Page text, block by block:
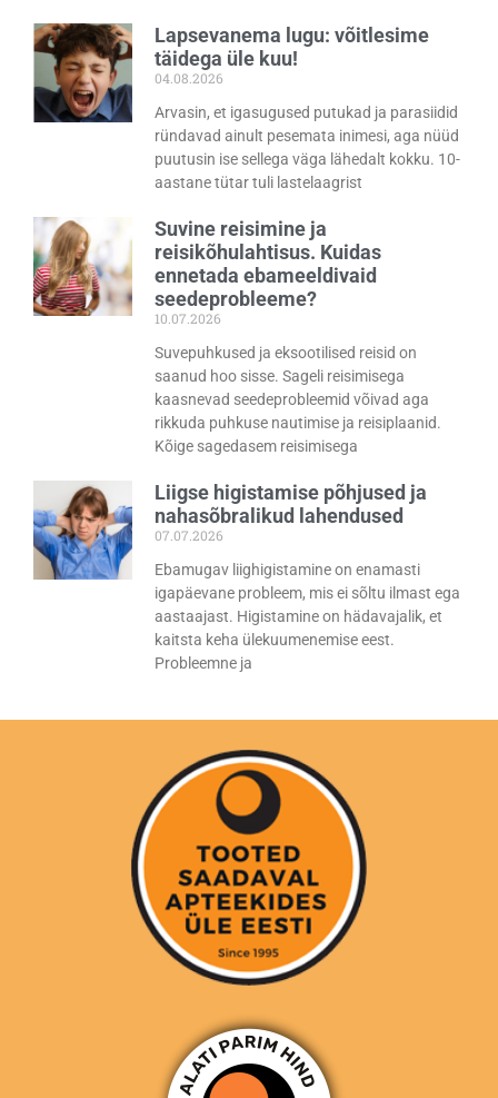
Lapsevanema lugu: võitlesime
täidega üle kuu!
04.08.2026
Arvasin, et igasugused putukad ja parasiidid
ründavad ainult pesemata inimesi, aga nüüd
puutusin ise sellega väga lähedalt kokku. 10-
aastane tütar tuli lastelaagrist
Suvine reisimine ja
reisikõhulahtisus. Kuidas
ennetada ebameeldivaid
seedeprobleeme?
10.07.2026
Suvepuhkused ja eksootilised reisid on
saanud hoo sisse. Sageli reisimisega
kaasnevad seedeprobleemid võivad aga
rikkuda puhkuse nautimise ja reisiplaanid.
Kõige sagedasem reisimisega
Liigse higistamise põhjused ja
nahasõbralikud lahendused
07.07.2026
Ebamugav liighigistamine on enamasti
igapäevane probleem, mis ei sõltu ilmast ega
aastaajast. Higistamine on hädavajalik, et
kaitsta keha ülekuumenemise eest.
Probleemne ja